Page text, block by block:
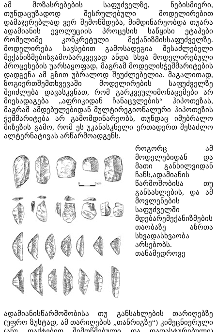
ამ მოზასრებების საფუძველზე, ნებისმიერი,
თუნდაცუზადოდ შესრულებული მოდელირებით
დამაჯერებლად ვერ შემოწმდება, მიმდინარეობდა თუარა
ადამიანის ევოლუციის პროცესის საწყისი ეტაპები
რომელიმე კონკრეტული მექანიზმისსაფუძველზე.
მოდელირება სავსებით გამოსადეგია შესაძლებელი
მექანიზმებისგამოსარკვევად ანდა სხვა მოდელირებული
პროცესების უარსაყოფად, მაგრამ მოდელისჭეშმარიტების
დადგენა ამ გზით უბრალოდ შეუძლებელია. მაგალითად,
ზოგიერთშემთხვევაში მოდელირების საფუძველზე
შეიძლება დავასკვნათ, რომ გარკვეულიმონაცემები არ
მიესადაგება „აფრიკიდან ჩანაცვლების“ ჰიპოთეზას,
მაგრამ ამდებულებიდან მულტირეგიონალური ჰიპოთეზის
ჭეშმარიტება არ გამომდინარეობს, თუნდაც იმუბრალო
მიზეზის გამო, რომ ეს უკანასკნელი ერთადერთ შესაძლო
ალტერნატივას არწარმოადგენს.
როგორც ამ
მოდელებიდან და
მათი განხილვიდან
ჩანს,ადამიანის
წარმოშობისა თუ
განსახლების, და ამ
მოვლენების
საფუძველში
მდებარემექანიზმების
თაობაზე აზრთა
სხვადასხვაობა
არსებობს.
თანამედროვე
ადამიანისწარმოშობისა თუ განსახლების თარიღებზე
(უფრო ზუსტად, ამ თარიღების „თანრიგზე“) კიმეცნიერული